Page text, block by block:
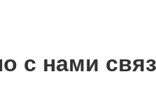
с нами